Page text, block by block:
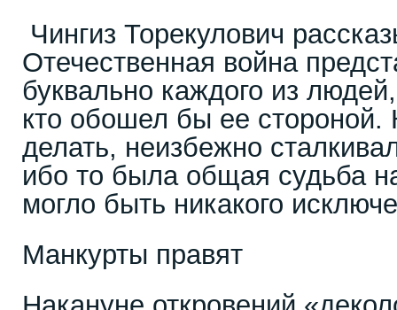
Чингиз Торекулович
Отечественная война
буквально каждого из
кто обошел бы ее стороной.
делать, неизбежно
ибо то была общая судьба
могло быть никакого
Манкурты правят